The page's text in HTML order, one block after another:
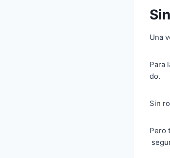
Una
Para
do.
Sin
Pero